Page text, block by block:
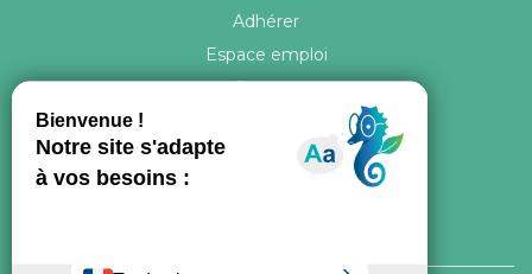
Adhérer
Espace emploi
Contact